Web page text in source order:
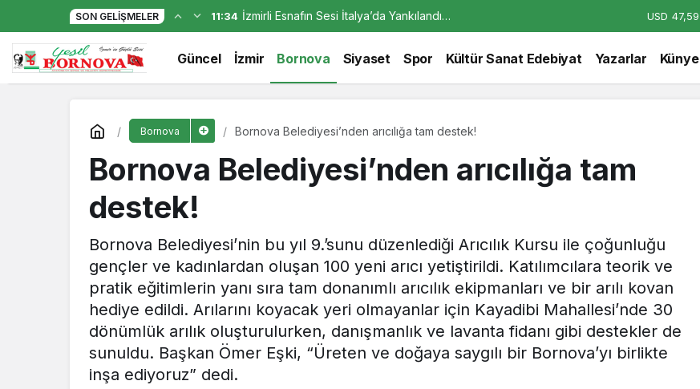
SON GELIŞMELER 11:34 İzmirli Esnafın Sesi İtalya’da Yankılandı… USD 47,59
Güncel İzmir Bornova Siyaset Spor Kültür Sanat Edebiyat Yazarlar Künye
Bornova Bornova Belediyesi’nden arıcılığa tam destek!
Bornova Belediyesi’nden arıcılığa tam
destek!
Bornova Belediyesi’nin bu yıl 9.’sunu düzenlediği Arıcılık Kursu ile çoğunluğu
gençler ve kadınlardan oluşan 100 yeni arıcı yetiştirildi. Katılımcılara teorik ve
pratik eğitimlerin yanı sıra tam donanımlı arıcılık ekipmanları ve bir arılı kovan
hediye edildi. Arılarını koyacak yeri olmayanlar için Kayadibi Mahallesi’nde 30
dönümlük arılık oluşturulurken, danışmanlık ve lavanta fidanı gibi destekler de
sunuldu. Başkan Ömer Eşki, “Üreten ve doğaya saygılı bir Bornova’yı birlikte
inşa ediyoruz” dedi.
Bir kahramanın adı Bornova’da yaşayacak